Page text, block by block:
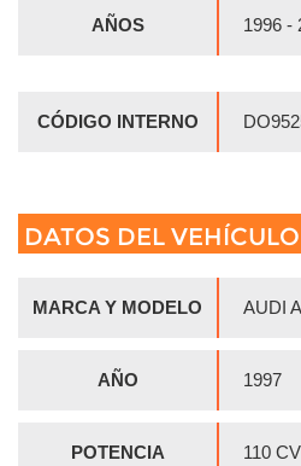
AÑOS 1996 -
CÓDIGO INTERNO
DATOS DEL VEHÍCULO
MARCA Y MODELO AUDI
AÑO 1997
POTENCIA 110